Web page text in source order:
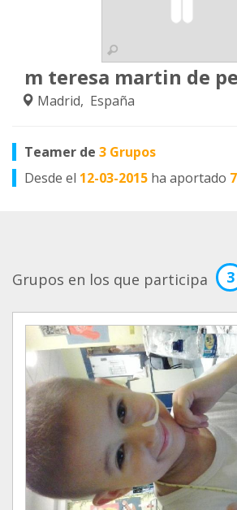
m teresa martin de
Madrid, España
Teamer de 3 Grupos
Desde el 12-03-2015 ha aportado
Grupos en los que participa 3